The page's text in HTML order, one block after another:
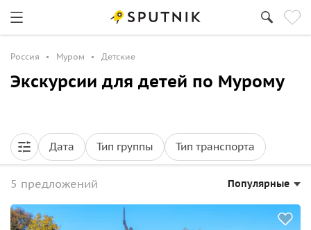
Россия Муром Детские
Экскурсии для детей по Мурому
Дата Тип группы Тип транспорта
5 предложений Популярные